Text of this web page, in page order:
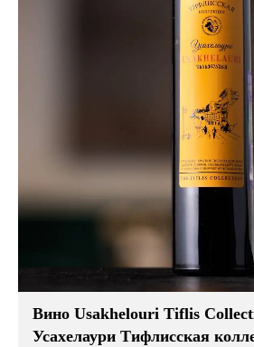
Вино Usakhelouri Tiflis
Усахелаури Тифлисская